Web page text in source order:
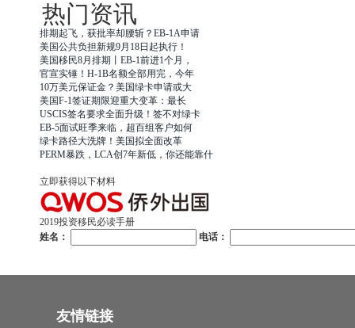
热门资讯
排期起飞，获批率却腰斩？EB-1A申请
美国公共负担新规9月18日起执行！
美国移民8月排期丨EB-1前进1个月，
官宣实锤！H-1B名额全部用完，今年
10万美元保证金？美国绿卡申请或大
美国F-1签证期限迎重大变革：最长
USCIS签名要求全面升级！签不对绿卡
EB-5面试旺季来临，超百组客户如何
绿卡路径大洗牌！美国拟全面改革
PERM暴跌，LCA创7年新低，你还能靠什
立即获得以下材料
2019投资移民必读手册
姓名：
电话：
友情链接